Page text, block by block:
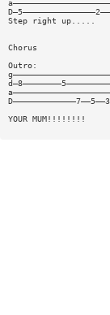
Step right up.....
Chorus
Outro:
YOUR MUM!!!!!!!!